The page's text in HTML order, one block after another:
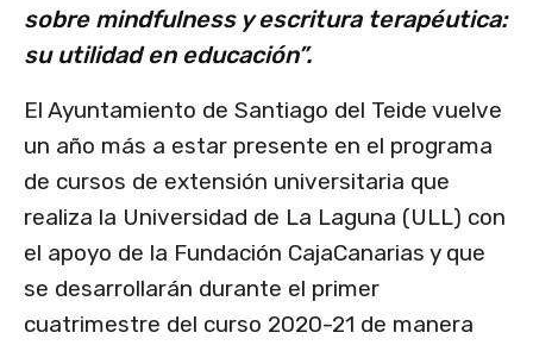
sobre mindfulness y escritura terapéutica:
su utilidad en educación”.
El Ayuntamiento de Santiago del Teide vuelve
un año más a estar presente en el programa
de cursos de extensión universitaria que
realiza la Universidad de La Laguna (ULL) con
el apoyo de la Fundación CajaCanarias y que
se desarrollarán durante el primer
cuatrimestre del curso 2020-21 de manera